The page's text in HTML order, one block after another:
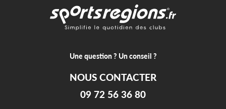
Une question ? Un conseil ?
NOUS CONTACTER
09 72 56 36 80